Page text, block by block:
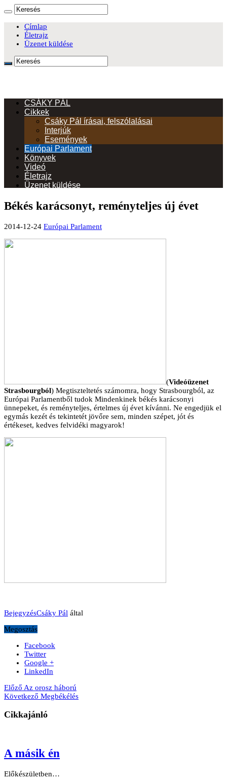
Címlap
Életrajz
Üzenet küldése
CSÁKY PÁL
Cikkek
Csáky Pál írásai, felszólalásai
Interjúk
Események
Európai Parlament
Könyvek
Videó
Életrajz
Üzenet küldése
Békés karácsonyt, reményteljes új évet
2014-12-24 Európai Parlament
(Videóüzenet
Strasbourgból) Megtiszteltetés számomra, hogy Strasbourgból, az
Európai Parlamentből tudok Mindenkinek békés karácsonyi
ünnepeket, és reményteljes, értelmes új évet kívánni. Ne engedjük el
egymás kezét és tekintetét jövőre sem, minden szépet, jót és
értékeset, kedves felvidéki magyarok!
BejegyzésCsáky Pál által
Megosztás
Facebook
Twitter
Google +
LinkedIn
Előző Az orosz háború
Következő Megbékélés
Cikkajánló
A másik én
Előkészületben…